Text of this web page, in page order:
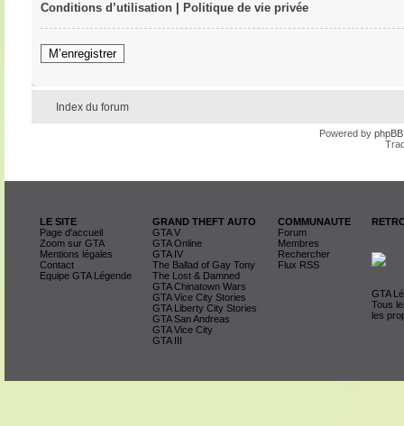
Conditions d’utilisation| Politique de vie privée
M’enregistrer
Index du forum
Powered by phpBB
LE SITE
Page d'accueil
Zoom sur GTA
Mentions légales
Contact
Equipe GTA Légende
GRAND THEFT AUTO
GTA V
GTA Online
GTA IV
The Ballad of Gay Tony
The Lost & Damned
GTA Chinatown Wars
GTA Vice City Stories
GTA Liberty City Stories
GTA San Andreas
GTA Vice City
GTA III
COMMUNAUTE
Forum
Membres
Rechercher
Flux RSS
GTA
Tous
les